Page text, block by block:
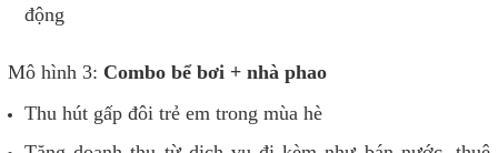
động
Mô hình 3: Combo bể bơi + nhà phao
Thu hút gấp đôi trẻ em trong mùa hè